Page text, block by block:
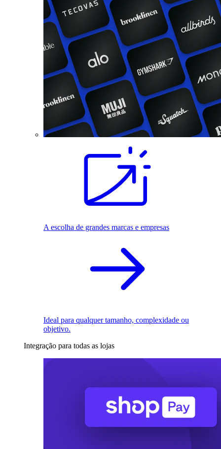
A escolha de grandes marcas e empresas
Ideal para qualquer tamanho, complexidade ou
objetivo.
Integração para todas as lojas